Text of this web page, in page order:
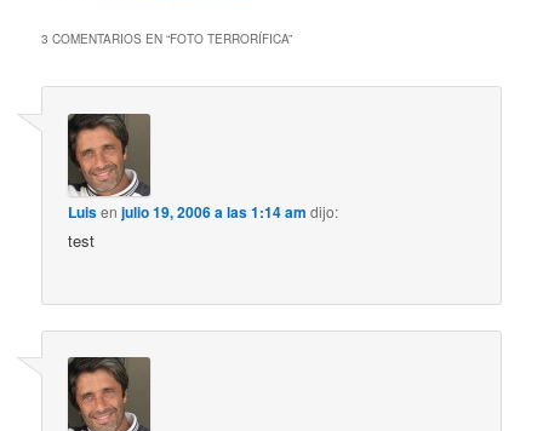
3 COMENTARIOS EN “FOTO TERRORÍFICA”
Luisenjulio 19, 2006 a las 1:14 am dijo:
test